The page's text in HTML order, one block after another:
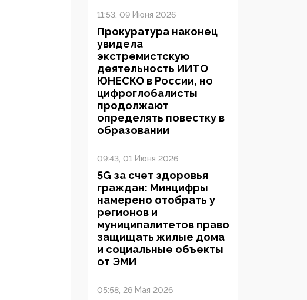
11:53, 09 Июня 2026
Прокуратура наконец
увидела
экстремистскую
деятельность ИИТО
ЮНЕСКО в России, но
цифроглобалисты
продолжают
определять повестку в
образовании
09:43, 01 Июня 2026
5G за счет здоровья
граждан: Минцифры
намерено отобрать у
регионов и
муниципалитетов право
защищать жилые дома
и социальные объекты
от ЭМИ
05:58, 26 Мая 2026